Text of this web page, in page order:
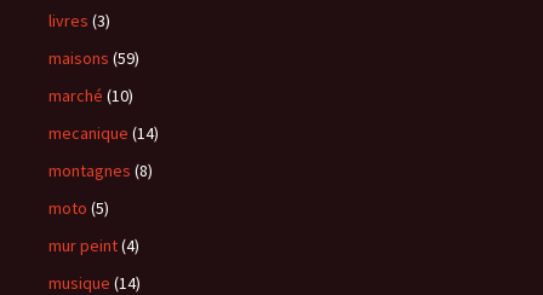
livres (3)
maisons (59)
marché (10)
mecanique (14)
montagnes (8)
moto (5)
mur peint(4)
musique (14)